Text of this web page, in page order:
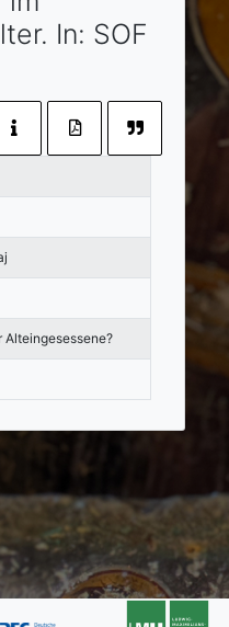
In: SOF
Alteingesessene?